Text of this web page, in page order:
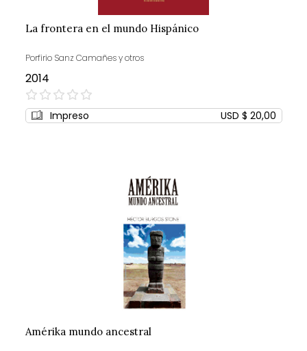
La frontera en el mundo Hispánico
Porfirio Sanz Camañes y otros
2014
0%
Impreso USD $ 20,00
Amérika mundo ancestral